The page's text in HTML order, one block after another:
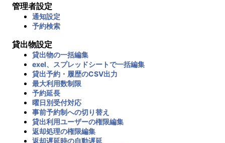
管理者設定
通知設定
予約検索
貸出物設定
貸出物の一括編集
exel、スプレッドシートで一括編集
貸出予約・履歴のCSV出力
最大利用数制限
予約延長
曜日別受付対応
事前予約制への切り替え
貸出利用ユーザーの権限編集
返却処理の権限編集
返却遅延時の自動遅延